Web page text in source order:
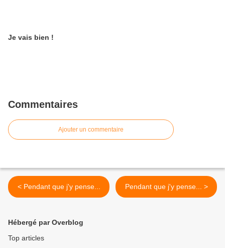
Je vais bien !
Commentaires
Ajouter un commentaire
< Pendant que j'y pense... Pendant que j'y pense... >
Hébergé par Overblog
Top articles